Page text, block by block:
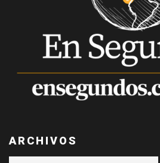
ARCHIVOS